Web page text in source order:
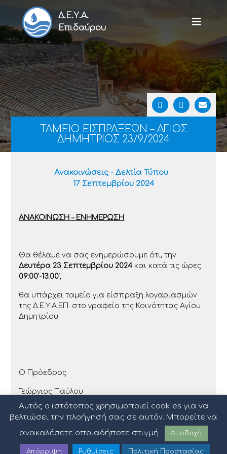
Δ.Ε.Υ.Α.
Επιδαύρου
ΤΑΜΕΙΟ ΕΙΣΠΡΑΞΕΩΝ – ΑΓΙΟΣ
ΔΗΜΗΤΡΙΟΣ 23/9/2024
Ανακοινώσεις - Δελτία Τύπου
17 Σεπτεμβρίου 2024
ΑΝΑΚΟΙΝΩΣΗ – ΕΝΗΜΕΡΩΣΗ
Θα θέλαμε να σας ενημερώσουμε ότι, την
Δευτέρα 23 Σεπτεμβρίου 2024 και κατά τις ώρες
09:00’-13:00’,
θα υπάρχει ταμείο για είσπραξη λογαριασμών
της Δ.Ε.Υ.Α.ΕΠ. στο γραφείο της Κοινότητας Αγίου
Δημητρίου.
Ο Πρόεδρος
Γεώργιος Παύλου
Πολιτική Προστασίας Δεδομένων |Όροι Χρήσης|Sitemap
Αυτός ο ιστότοπος χρησιμοποιεί cookies για να
βελτιώσει την πλοήγησή σας σε αυτόν. Μπορείτε να
ανακαλέσετε οποιαδήποτε στιγμή.
Αποδοχή
Απόρριψη Ρυθμίσεις Πολιτική Προστασίας